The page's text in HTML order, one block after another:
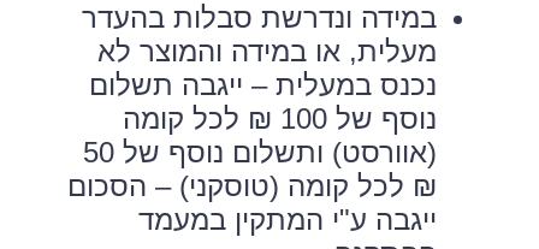
במידה ונדרשת סבלות בהעדר
מעלית, או במידה והמוצר לא
נכנס במעלית – ייגבה תשלום
נוסף של 100 ₪ לכל קומה
(אוורסט) ותשלום נוסף של 50
₪ לכל קומה (טוסקני) – הסכום
ייגבה ע"י המתקין במעמד